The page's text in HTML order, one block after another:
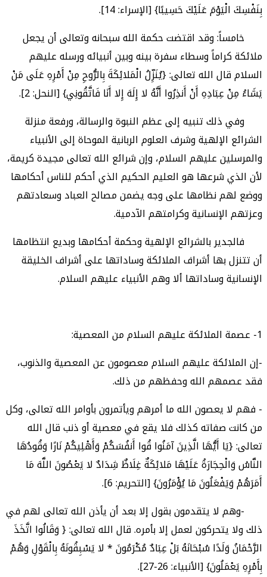
بِنَفْسِكَ الْيَوْمَ عَلَيْكَ حَسِيبًا} [الإسراء: 14].
خامساً: وقد اقتضت حكمة الله سبحانه وتعالى أن يجعل
ملائكة كراماً وسطاء سفرة بينه وبين أنبيائه ورسله عليهم
السلام قال الله تعالى: {يُنَزِّلُ الْمَلائِكَةَ بِالرُّوحِ مِنْ أَمْرِهِ عَلَى مَنْ
يَشَاءُ مِنْ عِبَادِهِ أَنْ أَنذِرُوا أَنَّهُ لا إِلَهَ إِلا أَنَا فَاتَّقُونِي} [النحل: 2].
وفي ذلك تنبيه إلى عظم النبوة والرسالة، ورفعة منزلة
الشرائع الإلهية وشرف العلوم الربانية الموحاة إلى الأنبياء
والمرسلين عليهم السلام، وإن شرائع الله تعالى مجيدة كريمة،
لأن الذي شرعها هو العليم الحكيم الذي أحكم للناس أحكامها
ووضع لهم نظامها على وجه يضمن مصالح العباد وسعادتهم
وعزتهم الإنسانية وكرامتهم الآدمية.
فالجدير بالشرائع الإلهية وحكمة أحكامها وبديع انتظامها
أن تتنزل بها أشراف الملائكة وساداتها على أشراف الخليقة
الإنسانية وساداتها ألا وهم الأنبياء عليهم السلام.
1- عصمة الملائكة عليهم السلام من المعصية:
-إن الملائكة عليهم السلام معصومون عن المعصية والذنوب،
فقد عصمهم الله وحفظهم من ذلك.
- فهم لا يعصون الله ما أمرهم ويأتمرون بأوامر الله تعالى، وكل
من كانت صفاته كذلك فلا يقع في معصية أو ذنب قال الله
تعالى: {يَا أَيُّهَا الَّذِينَ آمَنُوا قُوا أَنفُسَكُمْ وَأَهْلِيكُمْ نَارًا وَقُودُهَا
النَّاسُ وَالْحِجَارَةُ عَلَيْهَا مَلائِكَةٌ غِلَاظٌ شِدَادٌ لا يَعْصُونَ اللَّهَ مَا
أَمَرَهُمْ وَيَفْعَلُونَ مَا يُؤْمَرُونَ} [التحريم: 6].
-وهم لا يتقدمون بقول إلا بعد أن يأذن الله تعالى لهم في
ذلك ولا يتحركون لعمل إلا بأمره. قال الله تعالى: { وَقَالُوا اتَّخَذَ
الرَّحْمَانُ وَلَدًا سُبْحَانَهُ بَلْ عِبَادٌ مُكْرَمُونَ * لا يَسْبِقُونَهُ بِالْقَوْلِ وَهُمْ
بِأَمْرِهِ يَعْمَلُونَ} [الأنبياء: 26-27].